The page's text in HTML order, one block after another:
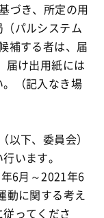
づき、所定の用
パルシステム
補する者は、届
届け出用紙には
（記入なき場
下、委員会）
います。
6月～2021年6
動に関する考え
ってくださ